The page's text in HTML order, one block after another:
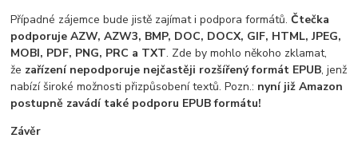
Případné zájemce bude jistě zajímat i podpora formátů.Čtečka
podporuje AZW, AZW3, BMP, DOC, DOCX, GIF, HTML, JPEG,
MOBI, PDF, PNG, PRC a TXT. Zde by mohlo někoho zklamat,
že zařízení nepodporuje nejčastěji rozšířený formát EPUB, jenž
nabízí široké možnosti přizpůsobení textů. Pozn.: nyní již Amazon
postupně zavádí také podporu EPUB formátu!
Závěr